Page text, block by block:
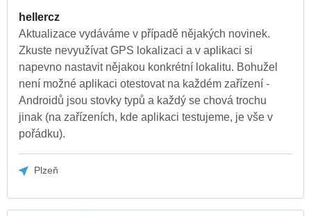
hellercz
Aktualizace vydáváme v případě nějakých novinek.
Zkuste nevyužívat GPS lokalizaci a v aplikaci si
napevno nastavit nějakou konkrétní lokalitu. Bohužel
není možné aplikaci otestovat na každém zařízení -
Androidů jsou stovky typů a každý se chová trochu
jinak (na zařízeních, kde aplikaci testujeme, je vše v
pořádku).
Plzeň